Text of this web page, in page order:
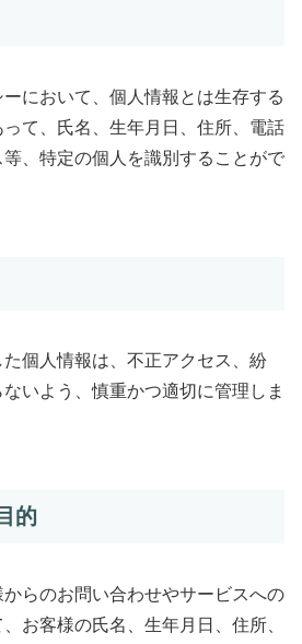
において、個人情報とは生存する
て、氏名、生年月日、住所、電話
、特定の個人を識別することがで
個人情報は、不正アクセス、紛
いよう、慎重かつ適切に管理しま
的
らのお問い合わせやサービスへの
お客様の氏名、生年月日、住所、